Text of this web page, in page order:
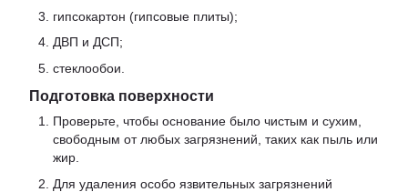
гипсокартон (гипсовые плиты);
ДВП и ДСП;
стеклообои.
Подготовка поверхности
Проверьте, чтобы основание было чистым и сухим,
свободным от любых загрязнений, таких как пыль или
жир.
Для удаления особо язвительных загрязнений